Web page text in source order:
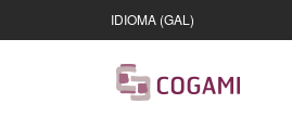
IDIOMA (GAL)